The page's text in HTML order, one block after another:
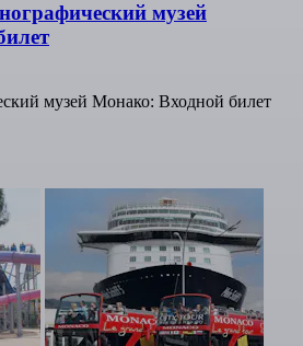
музей
музей Монако: Входной билет